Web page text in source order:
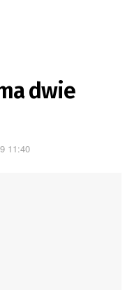
dwie
11:40